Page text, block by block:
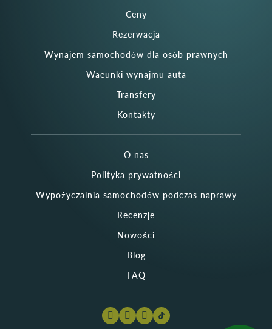
Ceny
Rezerwacja
Wynajem samochodów dla osób prawnych
Waeunki wynajmu auta
Transfery
Kontakty
O nas
Polityka prywatności
Wypożyczalnia samochodów podczas naprawy
Recenzje
Nowości
Blog
FAQ